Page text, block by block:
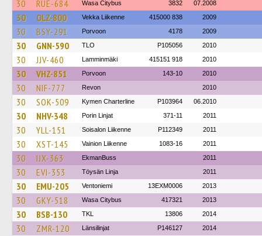
30 RUE-684 Wasa Citybus 3832 07.2008
30 OLZ-800 Vekka Liikenne 415000 838 2009
30 BSY-291 Porvoon 4178 2009
30 GNN-590 TLO P105056 2010
30 JJV-460 Lamminmäki 415151 918 2010
30 VHZ-851 Porvoon 143-10 2010
30 NIF-777 Revon 2010
30 SOK-509 Kymen Charterline P103964 06.2010
30 NHV-348 Porin Linjat 371-11 2011
30 YLL-151 Soisalon Liikenne P112349 2011
30 XST-145 Vainion Liikenne 1083-16 2011
30 IJX-363 EkmanBuss 2011
30 EVI-353 Töysän Linja 2011
30 EMU-205 Ventoniemi 13EXM0006 2013
30 GKY-518 Wasa Citybus 417321 2013
30 BSB-130 TKL 13806 2014
30 ZMR-120 Länsilinjat P146127 2014